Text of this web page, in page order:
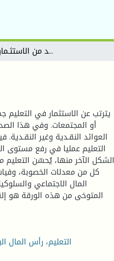
العـائـد من الاستثـمار فـي التعلـيم
يترتب عن الاستثمار في التعليم
أو المجتمعات. وفي هذا
العوائد النقـدية وغير
التعليم عمليا في رفع مستوى
الشكل الآخر منها، يُحسّن التعليم
كل من معدلات الخصوبة،
المال الاجتماعي
المتوخى من هذه الورقة هو
التعليم، رأس المال